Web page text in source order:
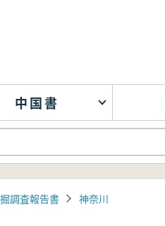
中国書
調査報告書 神奈川